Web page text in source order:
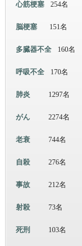
心筋梗塞 254名
脳梗塞 151名
多臓器不全 160名
呼吸不全 170名
肺炎 1297名
がん 2274名
老衰 744名
自殺 276名
事故 212名
射殺 73名
死刑 103名